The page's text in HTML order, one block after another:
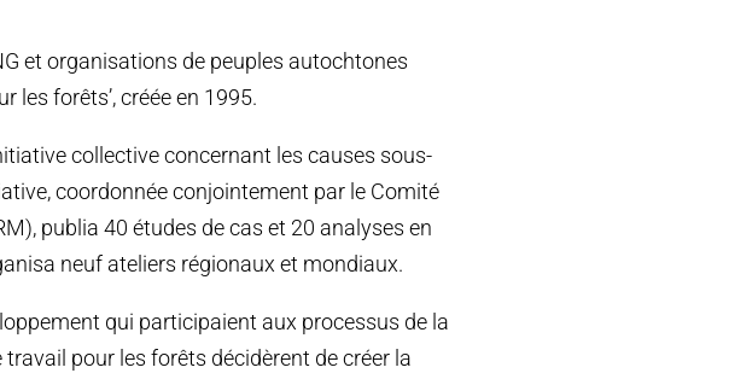
et organisations de peuples autochtones
les forêts’, créée en 1995.
collective concernant les causes sous-
coordonnée conjointement par le Comité
publia 40 études de cas et 20 analyses en
neuf ateliers régionaux et mondiaux.
qui participaient aux processus de la
pour les forêts décidèrent de créer la